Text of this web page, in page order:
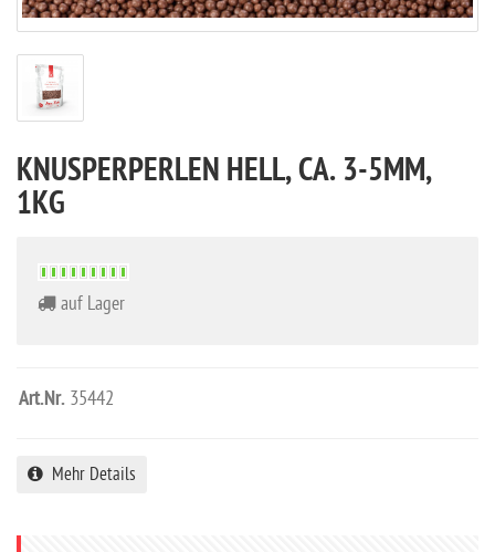
KNUSPERPERLEN HELL, CA. 3-5MM,
1KG
auf Lager
Art.Nr. 35442
Mehr Details